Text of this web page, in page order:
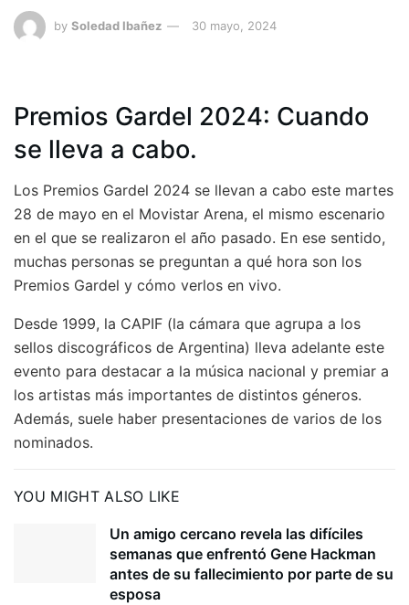
by Soledad Ibañez 30 mayo, 2024
Premios Gardel 2024: Cuando
se lleva a cabo.
Los Premios Gardel 2024 se llevan a cabo este martes
28 de mayo en el Movistar Arena, el mismo escenario
en el que se realizaron el año pasado. En ese sentido,
muchas personas se preguntan a qué hora son los
Premios Gardel y cómo verlos en vivo.
Desde 1999, la CAPIF (la cámara que agrupa a los
sellos discográficos de Argentina) lleva adelante este
evento para destacar a la música nacional y premiar a
los artistas más importantes de distintos géneros.
Además, suele haber presentaciones de varios de los
nominados.
YOU MIGHT ALSO LIKE
Un amigo cercano revela las difíciles
semanas que enfrentó Gene Hackman
antes de su fallecimiento por parte de su
esposa